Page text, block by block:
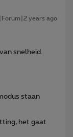
years ago
snelheid.
staan
het gaat